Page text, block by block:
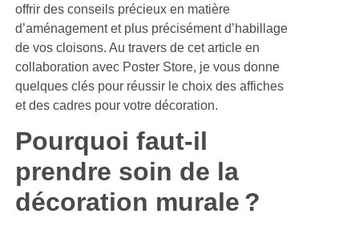
offrir des conseils précieux en matière
d’aménagement et plus précisément d’habillage
de vos cloisons. Au travers de cet article en
collaboration avec Poster Store, je vous donne
quelques clés pour réussir le choix des affiches
et des cadres pour votre décoration.
Pourquoi faut-il
prendre soin de la
décoration murale ?